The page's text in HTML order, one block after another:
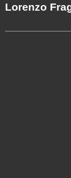
Lorenzo